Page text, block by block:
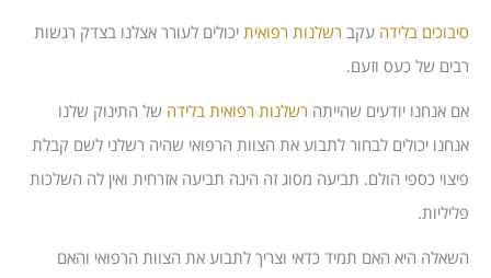
סיבוכים בלידה עקב רשלנות רפואית יכולים לעורר אצלנו בצדק רגשות
רבים של כעס וזעם.
אם אנחנו יודעים שהייתה רשלנות רפואית בלידה של התינוק שלנו
אנחנו יכולים לבחור לתבוע את הצוות הרפואי שהיה רשלני לשם קבלת
פיצוי כספי הולם. תביעה מסוג זה הינה תביעה אזרחית ואין לה השלכות
פליליות.
השאלה היא האם תמיד כדאי וצריך לתבוע את הצוות הרפואי והאם